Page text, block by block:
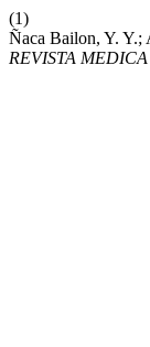
(1)
Ñaca Bailon, Y. Y.;
REVISTA